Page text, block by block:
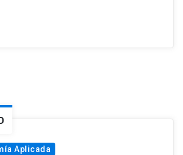
Aplicada